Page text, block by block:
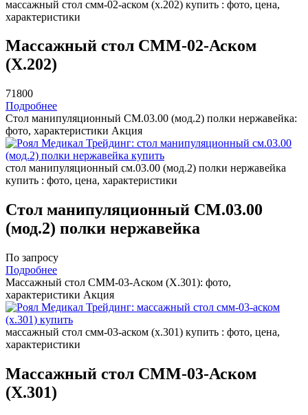
массажный стол смм-02-аском (х.202) купить : фото, цена,
характеристики
Массажный стол СММ-02-Аском
(Х.202)
71800
Подробнее
Стол манипуляционный СМ.03.00 (мод.2) полки нержавейка:
фото, характеристики Акция
стол манипуляционный см.03.00 (мод.2) полки нержавейка
купить : фото, цена, характеристики
Стол манипуляционный СМ.03.00
(мод.2) полки нержавейка
По запросу
Подробнее
Массажный стол СММ-03-Аском (Х.301): фото,
характеристики Акция
массажный стол смм-03-аском (х.301) купить : фото, цена,
характеристики
Массажный стол СММ-03-Аском
(Х.301)